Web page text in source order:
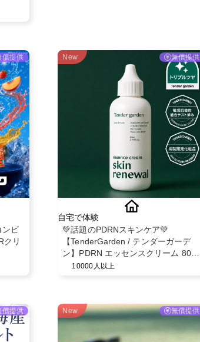
償提供
ンビ
クリ
New 無償提供
自宅で体験
💚話題のPDRNスキンケア💚
【TenderGarden / テンダーガーデ
ン】PDRN エッセンスクリーム 80ml
モニター募集✨
10000人以上
償提供 New 無償提供